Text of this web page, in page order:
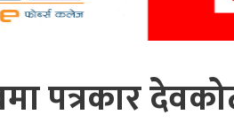
पत्रकार